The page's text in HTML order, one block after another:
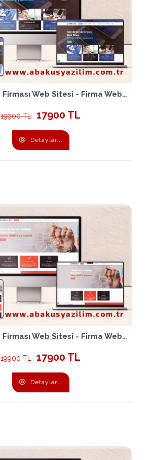
Teknik Servis Firması Web Sitesi - Firma Web Sitesi 093
19900 TL 17900 TL
Detaylar...
Teknik Servis Firması Web Sitesi - Firma Web Sitesi 094
19900 TL 17900 TL
Detaylar...